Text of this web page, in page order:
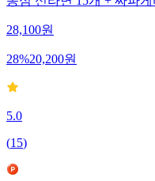
농심 신라면 15개 + 짜파
28,100원
28%20,200원
5.0
(15)